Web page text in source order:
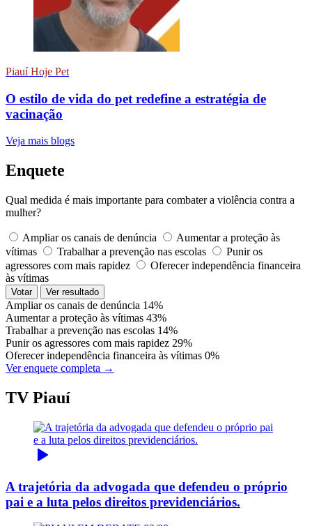
Piauí Hoje Pet
O estilo de vida do pet redefine a estratégia de
vacinação
Veja mais blogs
Enquete
Qual medida é mais importante para combater a violência contra a
mulher?
Ampliar os canais de denúncia
Aumentar a proteção às
vítimas
Trabalhar a prevenção nas escolas
Punir os
agressores com mais rapidez
Oferecer independência financeira
às vítimas
Votar Ver resultado
Ampliar os canais de denúncia 14%
Aumentar a proteção às vítimas 43%
Trabalhar a prevenção nas escolas 14%
Punir os agressores com mais rapidez 29%
Oferecer independência financeira às vítimas 0%
Ver enquete completa →
TV Piauí
A trajetória da advogada que defendeu o próprio
pai e a luta pelos direitos previdenciários.